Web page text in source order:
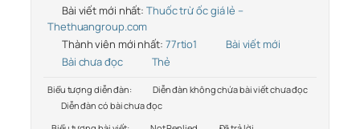
Bài viết mới nhất: Thuốc trừ ốc giá lẻ –
Thethuangroup.com
Thành viên mới nhất: 77rtio1
Bài viết mới
Bài chưa đọc
Thẻ
Biểu tượng diễn đàn:
Diễn đàn không chứa bài viết chưa đọc
Diễn đàn có bài chưa đọc